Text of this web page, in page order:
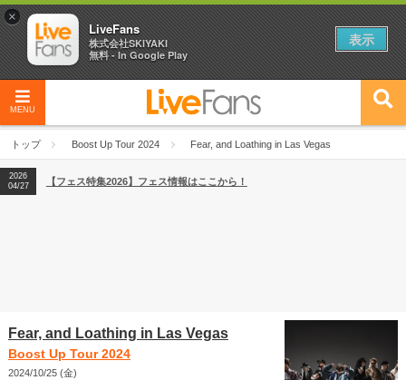
MENU
トップ Boost Up Tour 2024 Fear, and Loathing in Las Vegas
2026
04/27
2026
【ライブ動員ランキング】2026年上半期編発表！
2026
04/27
【フェス特集2026】フェス情報はここから！
Fear, and Loathing in Las Vegas
Boost Up Tour 2024
2024/10/25 (金)
×
LiveFans
株式会社SKIYAKI
無料 - In Google Play
表示